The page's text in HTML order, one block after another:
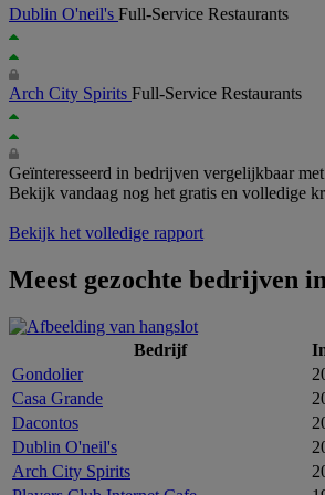
Dublin O'neil's Full-Service Restaurants
Arch City Spirits Full-Service Restaurants
Geïnteresseerd in bedrijven vergelijkbaar
Bekijk vandaag nog het gratis en volledige
Bekijk het volledige rapport
Meest gezochte bedrijven
Bedrijf
Gondolier
Casa Grande
Dacontos
Dublin O'neil's
Arch City Spirits